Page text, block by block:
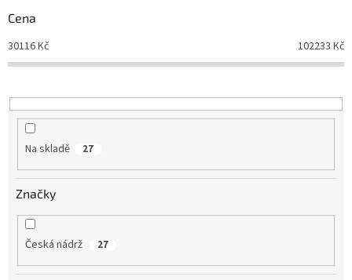
r
o
d
u
t
ů
Cena
30116Kč 102233 Kč
Na skladě 27
Značky
Česká nádrž 27